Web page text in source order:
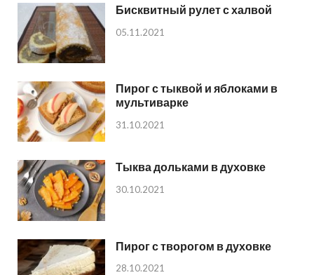
Бисквитный рулет с халвой
05.11.2021
Пирог с тыквой и яблоками в
мультиварке
31.10.2021
Тыква дольками в духовке
30.10.2021
Пирог с творогом в духовке
28.10.2021